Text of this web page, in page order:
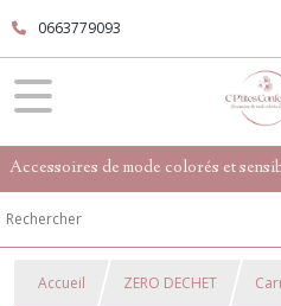
0663779093
Accessoires de mode colorés et
Accueil ZERO DECHET